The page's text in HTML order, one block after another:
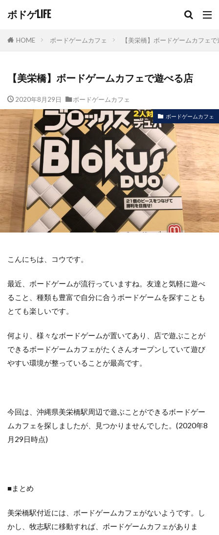
ボドゲLIFE
HOME ボードゲームカフェ 【美栄橋】ボードゲームカフェ
【美栄橋】ボードゲームカフェで遊べる店
2020年8月29日 ボードゲームカフェ
ボードゲームカフェ
こんにちは、コウです。
最近、ボードゲームが流行っていますね。友達と気軽に遊べ
ること、種類も豊富で自分に合うボードゲームを探すことも
とても楽しいです。
何より、様々なボードゲームが置いてあり、店で遊ぶことが
できるボードゲームカフェがたくさんオープンしていて遊び
やすい環境が整っていることが最高です。
今回は、沖縄県美栄橋駅周辺で遊ぶことができるボードゲー
ムカフェを探しましたが、見つかりませんでした。(2020年8
月29日時点)
■まとめ
美栄橋駅付近には、ボードゲームカフェがないようです。し
かし、牧志駅に移動すれば、ボードゲームカフェがありま